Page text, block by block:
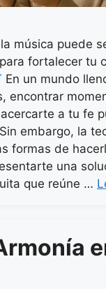
música puede
fortalecer tu
En un mundo
encontrar
a tu fe
embargo, la
formas de
una
que reúne …